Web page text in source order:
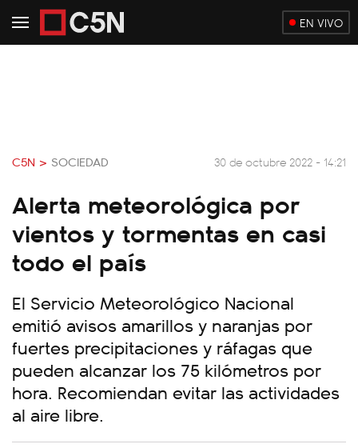
EN VIVO
C5N > SOCIEDAD 30 de octubre 2022 - 14:21
Alerta meteorológica por
vientos y tormentas en casi
todo el país
El Servicio Meteorológico Nacional
emitió avisos amarillos y naranjas por
fuertes precipitaciones y ráfagas que
pueden alcanzar los 75 kilómetros por
hora. Recomiendan evitar las actividades
al aire libre.